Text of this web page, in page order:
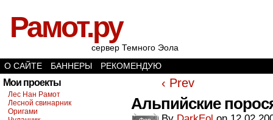
Рамот.ру
сервер Темного Эола
О САЙТЕ
БАННЕРЫ РЕКОМЕНДУЮ
Мои проекты
Лес Нан Рамот
Лесной свинарник
Оригами
‹ Prev
Альпийские